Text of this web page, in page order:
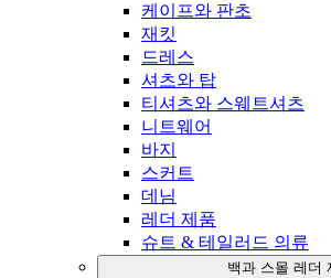
케이프와 판초
재킷
드레스
셔츠와 탑
티셔츠와 스웨트셔츠
니트웨어
바지
스커트
데님
레더 제품
슈트 & 테일러드 의류
백과 스몰 레더